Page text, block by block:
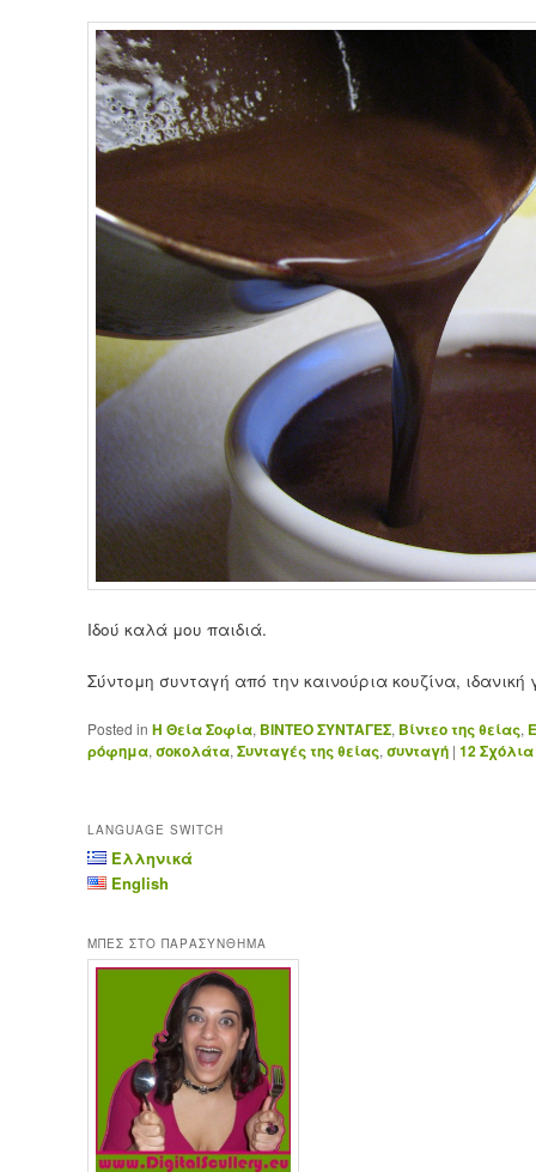
Ιδού καλά μου παιδιά.
Σύντομη συνταγή από την καινούρια κουζίνα,
Posted in H Θεία Σοφία, ΒΙΝΤΕΟ ΣΥΝΤΑΓΕΣ, Βίντεο της θείας,
ρόφημα,σοκολάτα,Συνταγές της θείας,συνταγή | 12Σχόλια
LANGUAGE SWITCH
Ελληνικά
English
ΜΠΕΣ ΣΤΟ ΠΑΡΑΣΥΝΘΗΜΑ